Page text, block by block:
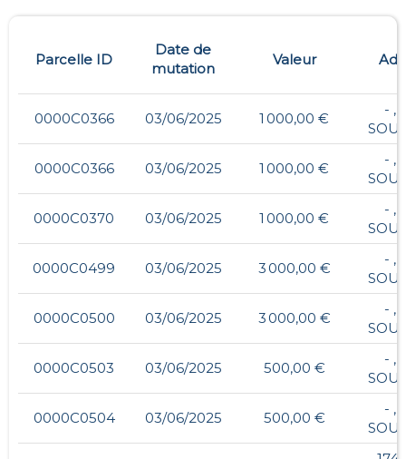
Parcelle ID
Date de
mutation
Valeur
0000C0366 03/06/2025 1 000,00 €
- ,
0000C0366 03/06/2025 1 000,00 €
- ,
0000C0370 03/06/2025 1 000,00 €
- ,
0000C0499 03/06/2025 3 000,00 €
- ,
0000C0500 03/06/2025 3 000,00 €
- ,
0000C0503 03/06/2025 500,00 €
- ,
0000C0504 03/06/2025 500,00 €
- ,